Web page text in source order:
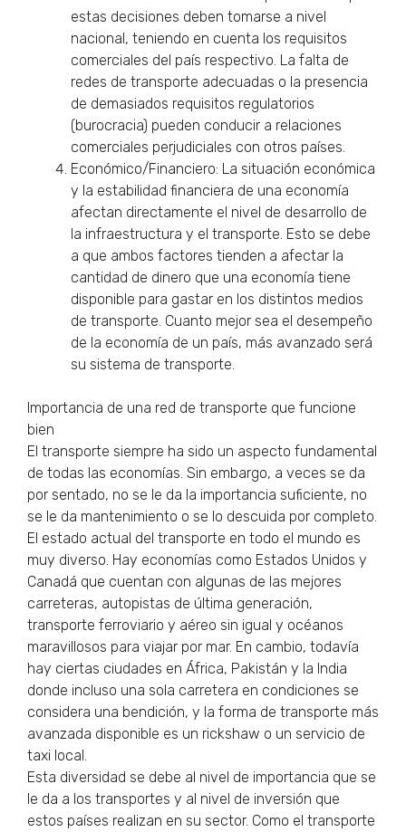
estas decisiones deben tomarse a nivel
nacional, teniendo en cuenta los requisitos
comerciales del país respectivo. La falta de
redes de transporte adecuadas o la presencia
de demasiados requisitos regulatorios
(burocracia) pueden conducir a relaciones
comerciales perjudiciales con otros países.
Económico/Financiero: La situación económica
y la estabilidad financiera de una economía
afectan directamente el nivel de desarrollo de
la infraestructura y el transporte. Esto se debe
a que ambos factores tienden a afectar la
cantidad de dinero que una economía tiene
disponible para gastar en los distintos medios
de transporte. Cuanto mejor sea el desempeño
de la economía de un país, más avanzado será
su sistema de transporte.
Importancia de una red de transporte que funcione
bien
El transporte siempre ha sido un aspecto fundamental
de todas las economías. Sin embargo, a veces se da
por sentado, no se le da la importancia suficiente, no
se le da mantenimiento o se lo descuida por completo.
El estado actual del transporte en todo el mundo es
muy diverso. Hay economías como Estados Unidos y
Canadá que cuentan con algunas de las mejores
carreteras, autopistas de última generación,
transporte ferroviario y aéreo sin igual y océanos
maravillosos para viajar por mar. En cambio, todavía
hay ciertas ciudades en África, Pakistán y la India
donde incluso una sola carretera en condiciones se
considera una bendición, y la forma de transporte más
avanzada disponible es un rickshaw o un servicio de
taxi local.
Esta diversidad se debe al nivel de importancia que se
le da a los transportes y al nivel de inversión que
estos países realizan en su sector. Como el transporte